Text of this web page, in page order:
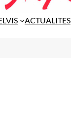
ACTUALITES